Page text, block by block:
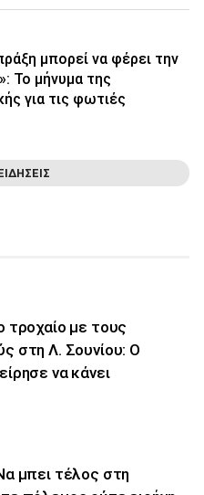
μπορεί να φέρει την
Το μήνυμα της
για τις φωτιές
τροχαίο με τους
στη Λ. Σουνίου: Ο
να κάνει
μπει τέλος στη